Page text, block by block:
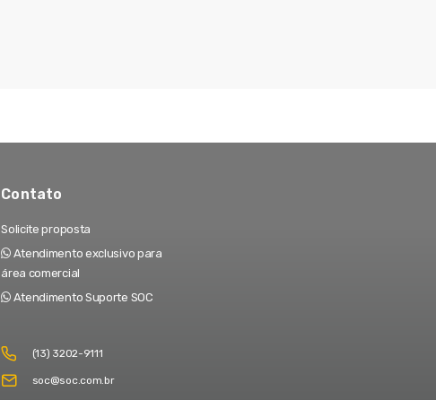
Contato
Solicite proposta
Atendimento exclusivo para
área comercial
Atendimento Suporte SOC
(13) 3202-9111
soc@soc.com.br